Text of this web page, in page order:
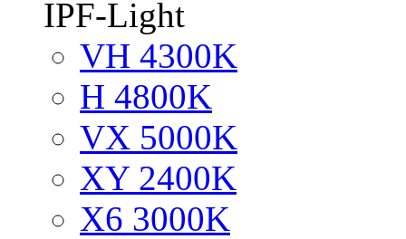
IPF-Light
VH 4300K
H 4800K
VX 5000K
XY 2400K
X6 3000K